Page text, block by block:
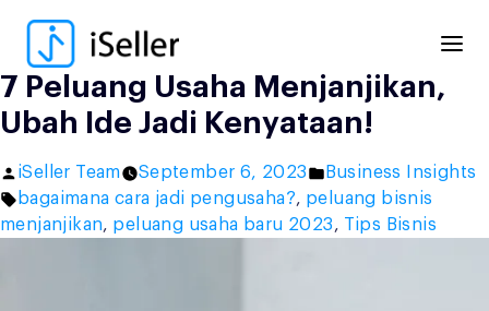
content
7 Peluang Usaha Menjanjikan,
Ubah Ide Jadi Kenyataan!
Posted
by
iSeller Team September 6, 2023
Posted
in
Business Insights
Tags:
bagaimana cara jadi pengusaha?, peluang bisnis
menjanjikan, peluang usaha baru 2023, Tips Bisnis